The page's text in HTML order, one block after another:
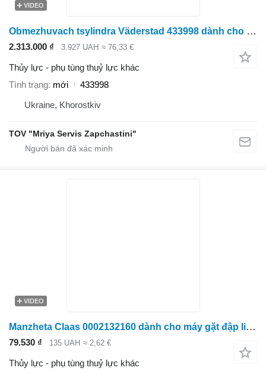
VIDEO
Obmezhuvach tsylindra Väderstad 433998 dành cho máy gieo hạt
2.313.000 ₫ 3.927 UAH ≈ 76,33 €
Thủy lực - phụ tùng thuỷ lực khác
Tình trạng mới
433998
Ukraine, Khorostkiv
TOV "Mriya Servis Zapchastini"
VIDEO
Manzheta Claas 0002132160 dành cho máy gặt đập liên hợp
79.530 ₫ 135 UAH ≈ 2,62 €
Thủy lực - phụ tùng thuỷ lực khác